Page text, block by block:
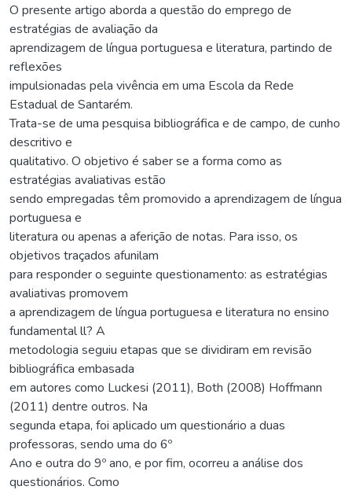
O presente artigo aborda a questão do emprego de
estratégias de avaliação da
aprendizagem de língua portuguesa e literatura, partindo de
reflexões
impulsionadas pela vivência em uma Escola da Rede
Estadual de Santarém.
Trata-se de uma pesquisa bibliográfica e de campo, de cunho
descritivo e
qualitativo. O objetivo é saber se a forma como as
estratégias avaliativas estão
sendo empregadas têm promovido a aprendizagem de língua
portuguesa e
literatura ou apenas a aferição de notas. Para isso, os
objetivos traçados afunilam
para responder o seguinte questionamento: as estratégias
avaliativas promovem
a aprendizagem de língua portuguesa e literatura no ensino
fundamental ll? A
metodologia seguiu etapas que se dividiram em revisão
bibliográfica embasada
em autores como Luckesi (2011), Both (2008) Hoffmann
(2011) dentre outros. Na
segunda etapa, foi aplicado um questionário a duas
professoras, sendo uma do 6º
Ano e outra do 9º ano, e por fim, ocorreu a análise dos
questionários. Como